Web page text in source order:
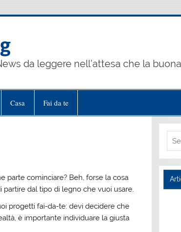
da leggere nell'attesa che la
Casa Fai da te
parte cominciare? Beh, forse la cosa
dal tipo di legno che vuoi usare.
progetti fai-da-te: devi decidere che
è importante individuare la giusta